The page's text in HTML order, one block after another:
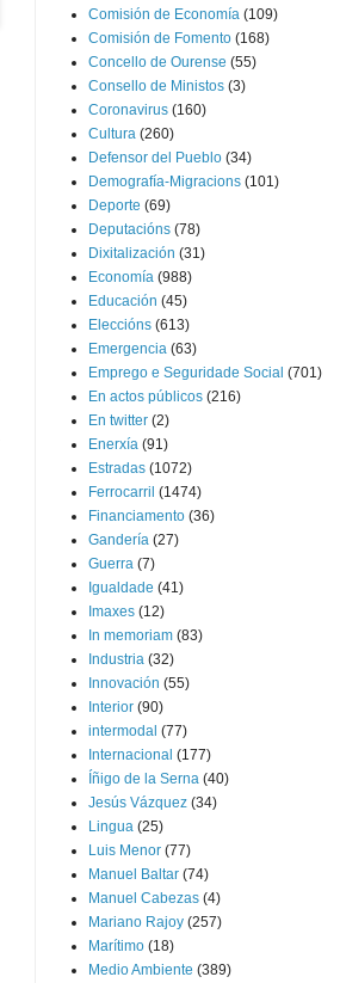
Comisión de Economía (109)
Comisión de Fomento (168)
Concello de Ourense (55)
Consello de Ministos (3)
Coronavirus (160)
Cultura (260)
Defensor del Pueblo (34)
Demografía-Migracions (101)
Deporte (69)
Deputacións (78)
Dixitalización (31)
Economía (988)
Educación (45)
Eleccións (613)
Emergencia (63)
Emprego e Seguridade Social (701)
En actos públicos (216)
En twitter (2)
Enerxía (91)
Estradas (1072)
Ferrocarril (1474)
Financiamento (36)
Gandería (27)
Guerra (7)
Igualdade (41)
Imaxes (12)
In memoriam (83)
Industria (32)
Innovación (55)
Interior (90)
intermodal (77)
Internacional (177)
Íñigo de la Serna (40)
Jesús Vázquez (34)
Lingua (25)
Luis Menor (77)
Manuel Baltar (74)
Manuel Cabezas (4)
Mariano Rajoy (257)
Marítimo (18)
Medio Ambiente (389)